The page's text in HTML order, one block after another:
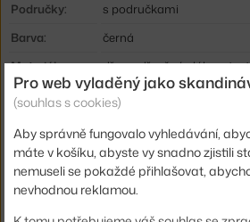
Područky:
s područkami
Barva:
černá
Materiál:
dřevo, dřevěná vlákna,
Sedák:
čalouněný
Typ:
Pracovní židle
Info k
produktu:
Nastavitelná výška židle:
cm.
Pro web vyladěný jako
(souhlas s cookies)
Aby správně fungovalo vyhledávání,
máte v košíku, abyste vy snadno zjistili
nemuseli se pokaždé přihlašovat,
nevhodnou reklamou.